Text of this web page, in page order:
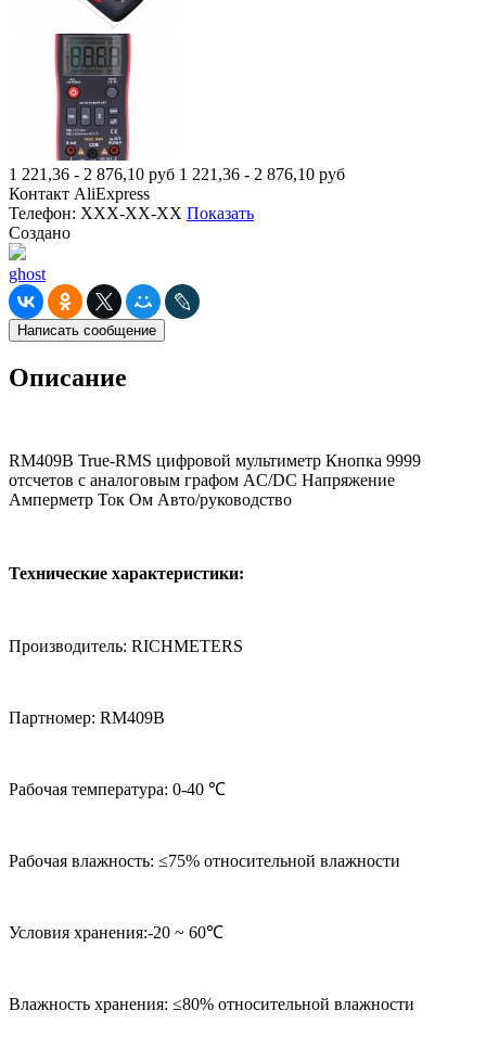
1 221,36 - 2 876,10 руб 1 221,36 - 2 876,10 руб
Контакт AliExpress
Телефон: XXX-XX-XX Показать
Создано
ghost
Написать сообщение
Описание
RM409B True-RMS цифровой мультиметр Кнопка 9999
отсчетов с аналоговым графом AC/DC Напряжение
Амперметр Ток Ом Авто/руководство
Технические характеристики:
Производитель: RICHMETERS
Партномер: RM409B
Рабочая температура: 0-40 ℃
Рабочая влажность: ≤75% относительной влажности
Условия хранения:-20 ~ 60℃
Влажность хранения: ≤80% относительной влажности